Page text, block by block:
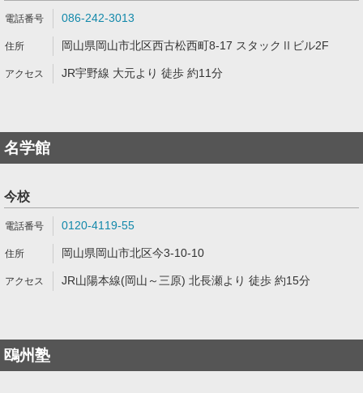
086-242-3013
岡山県岡山市北区西古松西町8-17 スタックⅡビル2F
JR宇野線 大元より 徒歩 約11分
名学館
今校
0120-4119-55
岡山県岡山市北区今3-10-10
JR山陽本線(岡山～三原) 北長瀬より 徒歩 約15分
鴎州塾